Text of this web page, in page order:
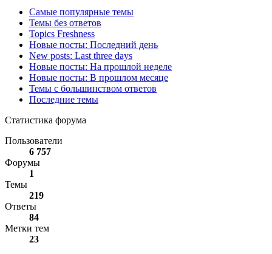
Самые популярные темы
Темы без ответов
Topics Freshness
Новые посты: Последний день
New posts: Last three days
Новые посты: На прошлой неделе
Новые посты: В прошлом месяце
Темы с большинством ответов
Последние темы
Статистика форума
Пользователи
6 757
Форумы
1
Темы
219
Ответы
84
Метки тем
23